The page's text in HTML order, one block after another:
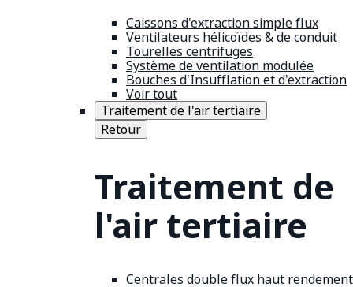
Caissons d'extraction simple flux
Ventilateurs hélicoïdes & de conduit
Tourelles centrifuges
Système de ventilation modulée
Bouches d'Insufflation et d'extraction
Voir tout
Traitement de l'air tertiaire
Retour
Traitement de
l'air tertiaire
Centrales double flux haut rendement